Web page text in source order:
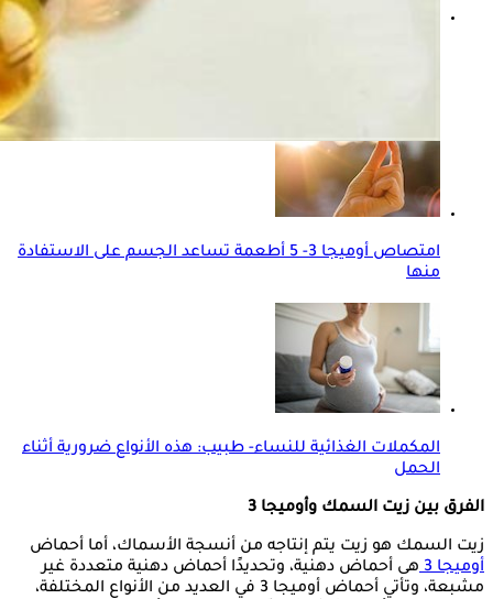
طبيب يحذر من تناول المكملات الغذائية بطريقة عشوائية
امتصاص أوميجا 3- 5 أطعمة تساعد الجسم على الاستفادة
منها
المكملات الغذائية للنساء- طبيب: هذه الأنواع ضرورية أثناء
الحمل
الفرق بين زيت السمك وأوميجا 3
زيت السمك هو زيت يتم إنتاجه من أنسجة الأسماك، أما أحماض
أوميجا 3
هى أحماض دهنية، وتحديدًا أحماض دهنية متعددة غير
مشبعة، وتأتي أحماض أوميجا 3 في العديد من الأنواع المختلفة،